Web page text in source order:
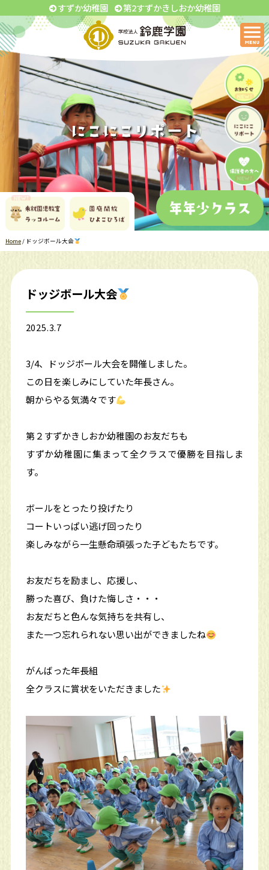
すずか幼稚園 第2すずかきしおか幼稚園
Home/ ドッジボール大会
ドッジボール大会
2025.3.7
3/4、ドッジボール大会を開催しました。
この日を楽しみにしていた年長さん。
朝からやる気満々です
第２すずかきしおか幼稚園のお友だちも
すずか幼稚園に集まって全クラスで優勝を目指しま
す。
ボールをとったり投げたり
コートいっぱい逃げ回ったり
楽しみながら一生懸命頑張った子どもたちです。
お友だちを励まし、応援し、
勝った喜び、負けた悔しさ・・・
お友だちと色んな気持ちを共有し、
また一つ忘れられない思い出ができましたね
がんばった年長組
全クラスに賞状をいただきました